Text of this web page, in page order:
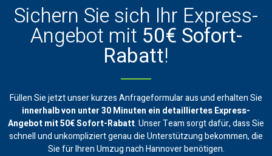
Sichern Sie sich Ihr Express-
Angebot mit 50€ Sofort-
Rabatt!
Füllen Sie jetzt unser kurzes Anfrageformular aus und erhalten Sie
innerhalb von unter 30 Minuten ein detailliertes Express-
Angebot mit 50€ Sofort-Rabatt. Unser Team sorgt dafür, dass Sie
schnell und unkompliziert genau die Unterstützung bekommen, die
Sie für Ihren Umzug nach Hannover benötigen.